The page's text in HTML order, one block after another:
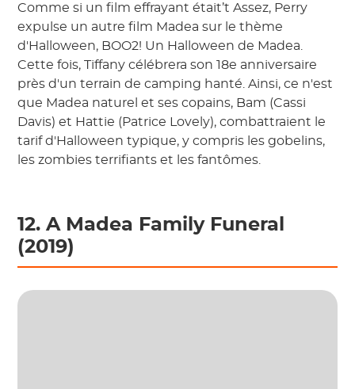
Comme si un film effrayant était’t Assez, Perry
expulse un autre film Madea sur le thème
d'Halloween, BOO2! Un Halloween de Madea.
Cette fois, Tiffany célébrera son 18e anniversaire
près d'un terrain de camping hanté. Ainsi, ce n'est
que Madea naturel et ses copains, Bam (Cassi
Davis) et Hattie (Patrice Lovely), combattraient le
tarif d'Halloween typique, y compris les gobelins,
les zombies terrifiants et les fantômes.
12. A Madea Family Funeral
(2019)